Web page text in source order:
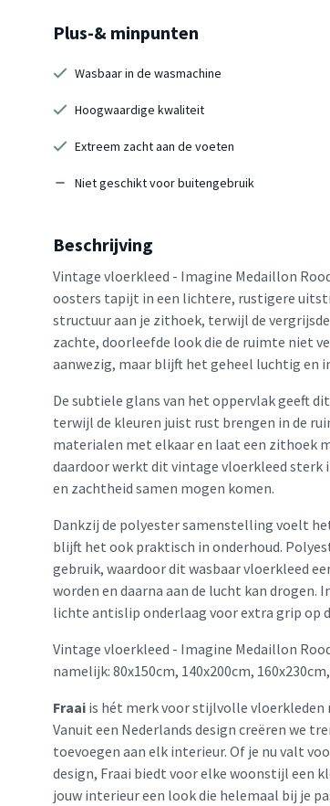
Plus-& minpunten
Wasbaar in de wasmachine
Hoogwaardige kwaliteit
Extreem zacht aan de voeten
Niet geschikt voor buitengebruik
Beschrijving
Vintage vloerkleed - Imagine Medaillon
oosters tapijt in een lichtere, rustigere
structuur aan je zithoek, terwijl de
zachte, doorleefde look die de ruimte niet
aanwezig, maar blijft het geheel luchtig en
De subtiele glans van het oppervlak geeft
terwijl de kleuren juist rust brengen in de
materialen met elkaar en laat een zithoek
daardoor werkt dit vintage vloerkleed sterk
en zachtheid samen mogen komen.
Dankzij de polyester samenstelling voelt
blijft het ook praktisch in onderhoud.
gebruik, waardoor dit wasbaar vloerkleed
worden en daarna aan de lucht kan drogen.
lichte antislip onderlaag voor extra grip op
Vintage vloerkleed - Imagine Medaillon
namelijk: 80x150cm, 140x200cm,
Fraai is hét merk voor stijlvolle
Vanuit een Nederlands design creëren we
toevoegen aan elk interieur. Of je nu valt
design, Fraai biedt voor elke woonstijl een
jouw interieur een look die helemaal bij je